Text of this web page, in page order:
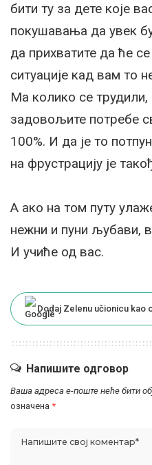
бити ту за дете које
покушавања да увек
да прихватите да ће
ситуације кад вам то
Ма колико се
задовољите потребе
100%. И да је то
на фрустрацију је
А ако на том путу
нежни и пуни љубави,
И учиће од вас.
Dodaj Zelenu učionicu kao
Напишите одговор
Ваша адреса е-поште неће бити
означена *